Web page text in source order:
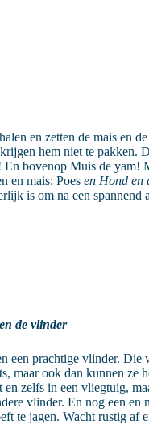
en zetten de mais en
hem niet te pakken.
bovenop Muis de yam!
en mais: Poes en Hond en
is om na een spannend
de vlinder
een prachtige vlinder.
maar ook dan kunnen ze
en zelfs in een vliegtuig,
vlinder. En nog een
te jagen. Wacht rustig af